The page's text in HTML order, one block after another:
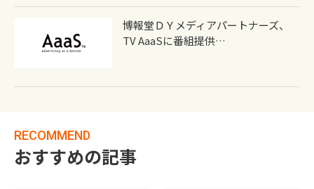
博報堂ＤＹメディアパートナーズ、
TV AaaSに番組提供…
RECOMMEND
おすすめの記事